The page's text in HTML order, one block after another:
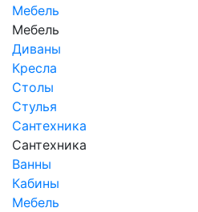
Мебель
Мебель
Диваны
Кресла
Столы
Стулья
Сантехника
Сантехника
Ванны
Кабины
Мебель